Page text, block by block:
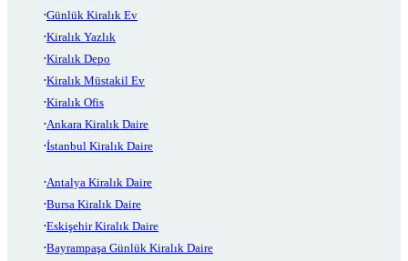
Günlük Kiralık Ev
Kiralık Yazlık
Kiralık Depo
Kiralık Müstakil Ev
Kiralık Ofis
Ankara Kiralık Daire
İstanbul Kiralık Daire
Antalya Kiralık Daire
Bursa Kiralık Daire
Eskişehir Kiralık Daire
Bayrampaşa Günlük Kiralık Daire